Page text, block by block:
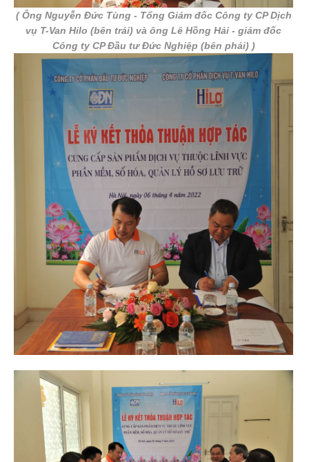
( Ông Nguyễn Đức Tùng - Tổng Giám đốc Công ty CP Dịch
vụ T-Van Hilo (bên trái) và ông Lê Hồng Hải - giám đốc
Công ty CP Đầu tư Đức Nghiệp (bên phải) )